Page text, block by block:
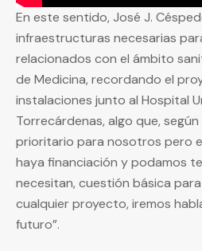
En este sentido, José J.
infraestructuras necesarias
relacionados con el ámbito
de Medicina, recordando el
instalaciones junto al Hospital
Torrecárdenas, algo que,
prioritario para nosotros pero
haya financiación y podamos
necesitan, cuestión básica
cualquier proyecto, iremos
futuro”.